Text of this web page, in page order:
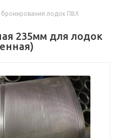
бронирования лодок ПВХ
235мм для лодок